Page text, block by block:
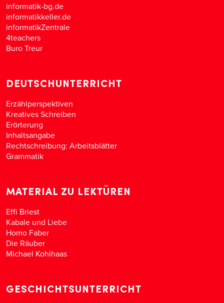
informatik-bg.de
informatikkeller.de
informatikZentrale
4teachers
Buro Treur
DEUTSCHUNTERRICHT
Erzählperspektiven
Kreatives Schreiben
Erörterung
Inhaltsangabe
Rechtschreibung: Arbeitsblätter
Grammatik
MATERIAL ZU LEKTÜREN
Effi Briest
Kabale und Liebe
Homo Faber
Die Räuber
Michael Kohlhaas
GESCHICHTSUNTERRICHT